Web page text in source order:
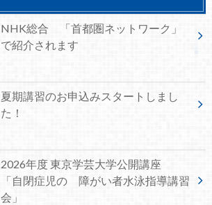
NHK総合 「首都圏ネットワーク」
で紹介されます
夏期講習のお申込みスタートしまし
た！
2026年度 東京学芸大学公開講座
「自閉症児の 障がい者水泳指導講習
会」